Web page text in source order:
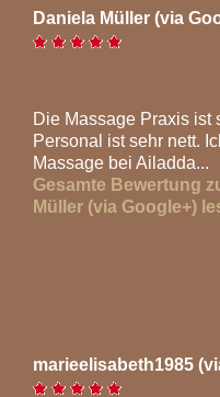
Daniela Müller (via
Die Massage Praxis ist
Personal ist sehr nett.
Massage bei Ailadda...
Gesamte Bewertung
Müller (via Google+)
marieelisabeth1985